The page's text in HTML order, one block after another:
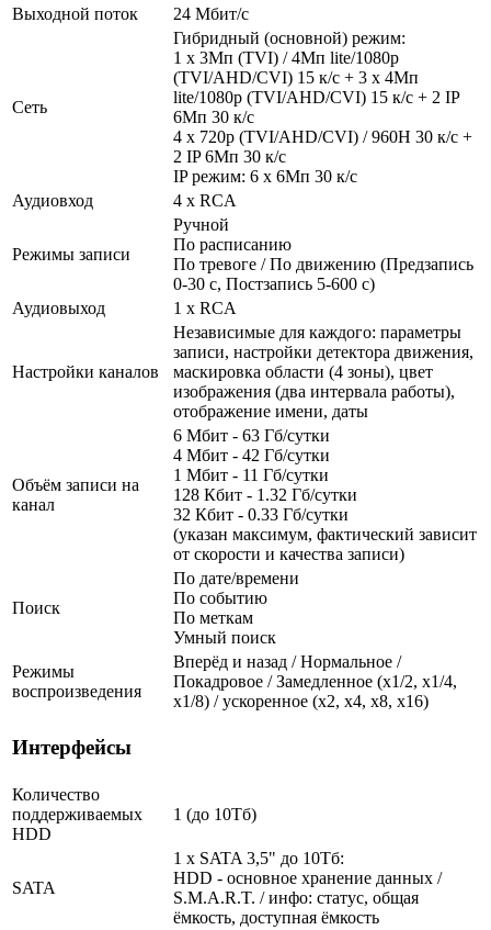
Выходной поток
24 Мбит/с
Сеть
Гибридный (основной) режим:
1 x 3Мп (TVI) / 4Мп lite/1080р
(TVI/AHD/CVI) 15 к/с + 3 x 4Мп
lite/1080р (TVI/AHD/CVI) 15 к/с + 2 IP
6Мп 30 к/с
4 х 720р (TVI/AHD/CVI) / 960H 30 к/с +
2 IP 6Мп 30 к/с
IP режим: 6 х 6Мп 30 к/с
Аудиовход
4 x RCA
Режимы записи
Ручной
По расписанию
По тревоге / По движению (Предзапись
0-30 с, Постзапись 5-600 с)
Аудиовыход
1 x RCA
Настройки каналов
Независимые для каждого: параметры
записи, настройки детектора движения,
маскировка области (4 зоны), цвет
изображения (два интервала работы),
отображение имени, даты
Объём записи на
канал
6 Мбит - 63 Гб/сутки
4 Мбит - 42 Гб/сутки
1 Мбит - 11 Гб/сутки
128 Кбит - 1.32 Гб/сутки
32 Кбит - 0.33 Гб/сутки
(указан максимум, фактический зависит
от скорости и качества записи)
Поиск
По дате/времени
По событию
По меткам
Умный поиск
Режимы
воспроизведения
Вперёд и назад / Нормальное /
Покадровое / Замедленное (х1/2, х1/4,
х1/8) / ускоренное (х2, х4, х8, х16)
Интерфейсы
Количество
поддерживаемых
HDD
1 (до 10Тб)
SATA
1 x SATA 3,5" до 10Тб:
HDD - основное хранение данных /
S.M.A.R.T. / инфо: статус, общая
ёмкость, доступная ёмкость